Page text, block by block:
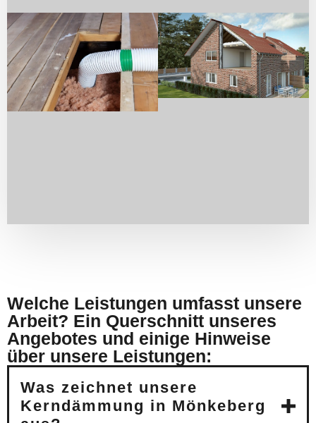
Welche Leistungen umfasst unsere
Arbeit? Ein Querschnitt unseres
Angebotes und einige Hinweise
über unsere Leistungen:
Was zeichnet unsere
Kerndämmung in Mönkeberg